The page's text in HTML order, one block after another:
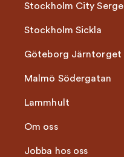
Stockholm City Sergel
Stockholm Sickla
Göteborg Järntorget
Malmö Södergatan
Lammhult
Om oss
Jobba hos oss